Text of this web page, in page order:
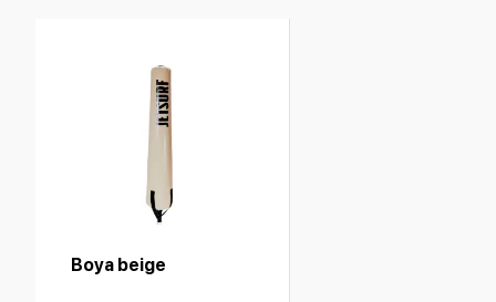
Boya beige